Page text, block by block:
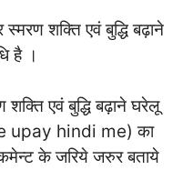
शक्ति एवं बुद्धि बढ़ाने
है ।
एवं बुद्धि बढ़ाने घरेलू
upay hindi me) का
के जरिये जरुर बताये